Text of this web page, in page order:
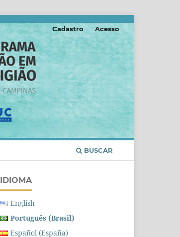
BUSCAR
Cadastro Acesso
IDIOMA
English
Português (Brasil)
Español (España)